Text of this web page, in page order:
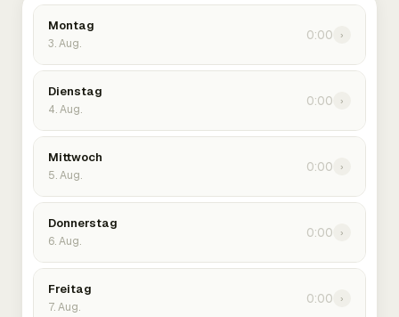
Montag
3. Aug.
0:00 ›
Dienstag
4. Aug.
0:00 ›
Mittwoch
5. Aug.
0:00 ›
Donnerstag
6. Aug.
0:00 ›
Freitag
7. Aug.
0:00 ›